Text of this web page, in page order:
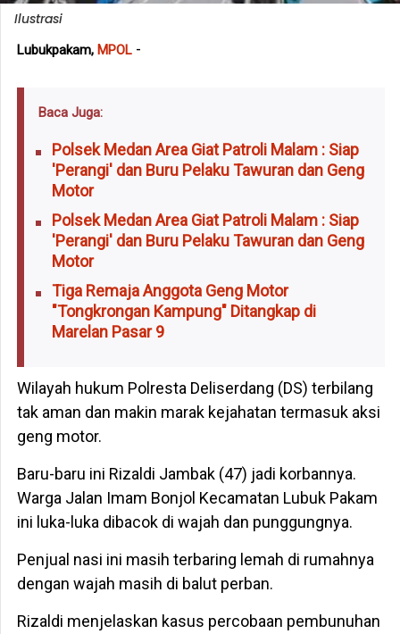
Ilustrasi
Lubukpakam, MPOL-
Baca Juga:
Polsek Medan Area Giat Patroli Malam : Siap
'Perangi' dan Buru Pelaku Tawuran dan Geng
Motor
Polsek Medan Area Giat Patroli Malam : Siap
'Perangi' dan Buru Pelaku Tawuran dan Geng
Motor
Tiga Remaja Anggota Geng Motor
"Tongkrongan Kampung" Ditangkap di
Marelan Pasar 9
Wilayah hukum Polresta Deliserdang (DS) terbilang
tak aman dan makin marak kejahatan termasuk aksi
geng motor.
Baru-baru ini Rizaldi Jambak (47) jadi korbannya.
Warga Jalan Imam Bonjol Kecamatan Lubuk Pakam
ini luka-luka dibacok di wajah dan punggungnya.
Penjual nasi ini masih terbaring lemah di rumahnya
dengan wajah masih di balut perban.
Rizaldi menjelaskan kasus percobaan pembunuhan